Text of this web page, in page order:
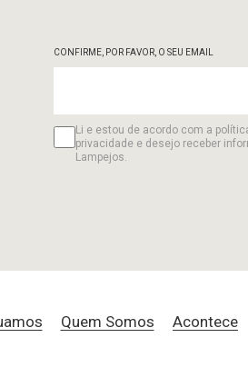
CONFIRME, POR FAVOR, O SEU EMAIL
Li e estou de acordo com a
privacidade e desejo receber
Lampejos.
Quem Somos Acontece